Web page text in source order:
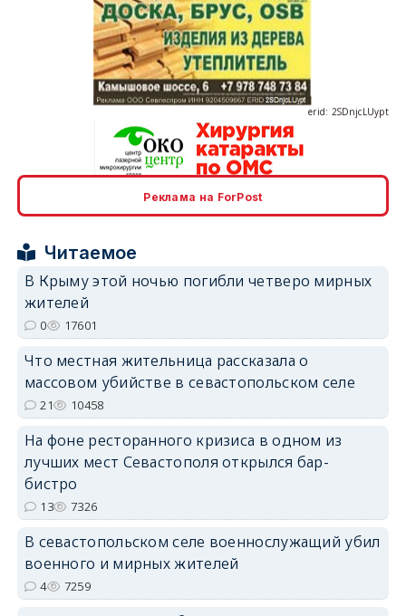
erid: 2SDnjcLUypt
erid: 2SDnjcrDNw6
erid: 2SDnjdPjgYS
erid: 2SDnjdvhGXG
Реклама на ForPost
Читаемое
В Крыму этой ночью погибли четверо мирных
жителей
0 17601
Что местная жительница рассказала о
массовом убийстве в севастопольском селе
21 10458
На фоне ресторанного кризиса в одном из
лучших мест Севастополя открылся бар-
бистро
13 7326
В севастопольском селе военнослужащий убил
военного и мирных жителей
4 7259